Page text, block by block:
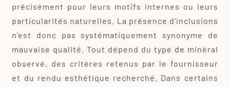
précisément pour leurs motifs internes ou leurs
particularités naturelles. La présence d’inclusions
n’est donc pas systématiquement synonyme de
mauvaise qualité. Tout dépend du type de minéral
observé, des critères retenus par le fournisseur
et du rendu esthétique recherché. Dans certains